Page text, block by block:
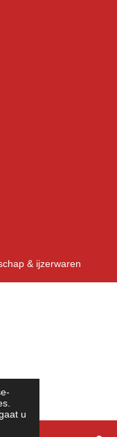
u
& ijzerwaren